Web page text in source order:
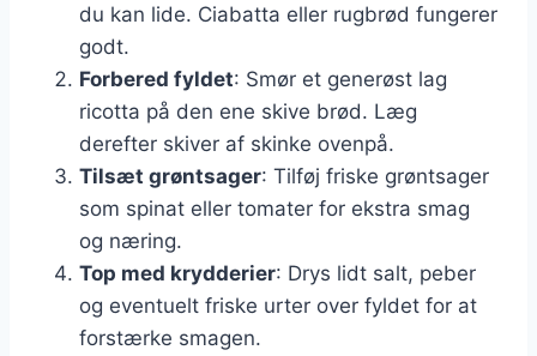
du kan lide. Ciabatta eller rugbrød fungerer
godt.
Forbered fyldet: Smør et generøst lag
ricotta på den ene skive brød. Læg
derefter skiver af skinke ovenpå.
Tilsæt grøntsager: Tilføj friske grøntsager
som spinat eller tomater for ekstra smag
og næring.
Top med krydderier: Drys lidt salt, peber
og eventuelt friske urter over fyldet for at
forstærke smagen.